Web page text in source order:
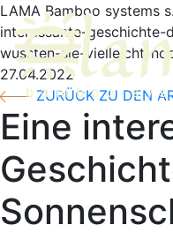
LAMA Bamboo systems
interessante-geschichte-
wussten-sie-vielleicht-
27.04.2022
ZURÜCK ZU DEN
Eine